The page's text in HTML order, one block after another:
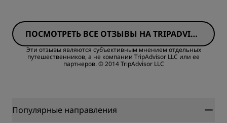
Расположение
Обслуживание
ПОСМОТРЕТЬ ВСЕ ОТЗЫВЫ НА TRIPADVISO
R
Эти отзывы являются субъективным мнением отдельных
путешественников, а не компании TripAdvisor LLC или ее
партнеров. © 2014 TripAdvisor LLC
Популярные направления